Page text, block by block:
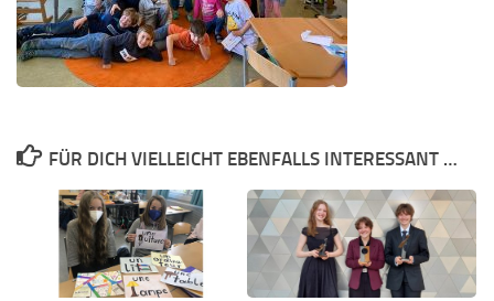
FÜR DICH VIELLEICHT EBENFALLS INTERESSANT …